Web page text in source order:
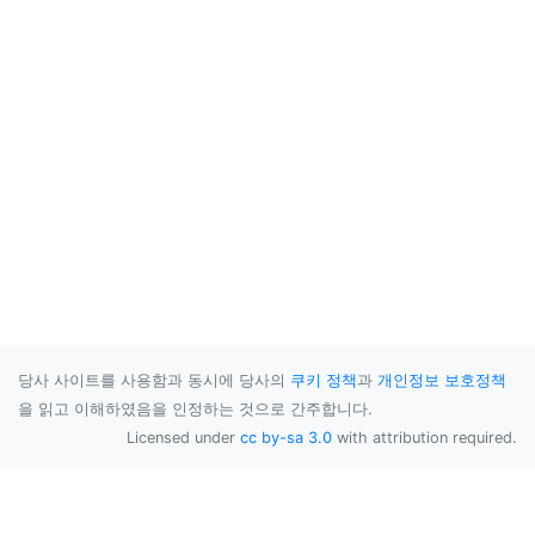
당사 사이트를 사용함과 동시에 당사의 쿠키 정책과 개인정보 보호정책
을 읽고 이해하였음을 인정하는 것으로 간주합니다.
Licensed under cc by-sa 3.0 with attribution required.